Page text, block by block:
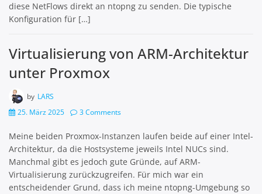
diese NetFlows direkt an ntopng zu senden. Die typische
Konfiguration für […]
Virtualisierung von ARM-Architektur
unter Proxmox
by LARS
25. März 2025
3 Comments
Meine beiden Proxmox-Instanzen laufen beide auf einer Intel-
Architektur, da die Hostsysteme jeweils Intel NUCs sind.
Manchmal gibt es jedoch gute Gründe, auf ARM-
Virtualisierung zurückzugreifen. Für mich war ein
entscheidender Grund, dass ich meine ntopng-Umgebung so